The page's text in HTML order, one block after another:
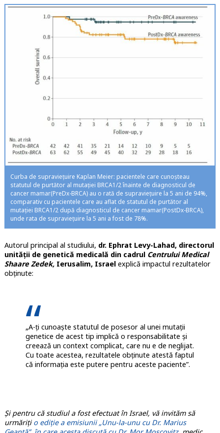
Curba de supravieţuire Kaplan Meier: pacientele care cunoșteau
statutul de purtător al mutației BRCA1/2 înainte de diagnosticul de
cancer mamar(PreDx-BRCA) au o rată de supraviețuire la 5 ani de 94%,
comparativ cu pacientele care au aflat de statutul de purtător al
mutației BRCA1/2 după diagnosticul de cancer mamar(PostDx-BRCA),
unde rata de supraviețuire la 5 ani a fost de 78%.
Autorul principal al studiului, dr. Ephrat Levy-Lahad, directorul
unității de genetică medicală din cadrul Centrului Medical
Shaare Zedek, Ierusalim, Israelexplică impactul rezultatelor
obținute:
„A-ți cunoaște statutul de posesor al unei mutații
genetice de acest tip implică o responsabilitate și
creează un context complicat, care nu e de neglijat.
Cu toate acestea, rezultatele obținute atestă faptul
că informația este putere pentru aceste paciente”.
Și pentru că studiul a fost efectuat în Israel, vă invităm să
urmăriți o ediție a emisiunii „Unu-la-unu cu Dr. Marius